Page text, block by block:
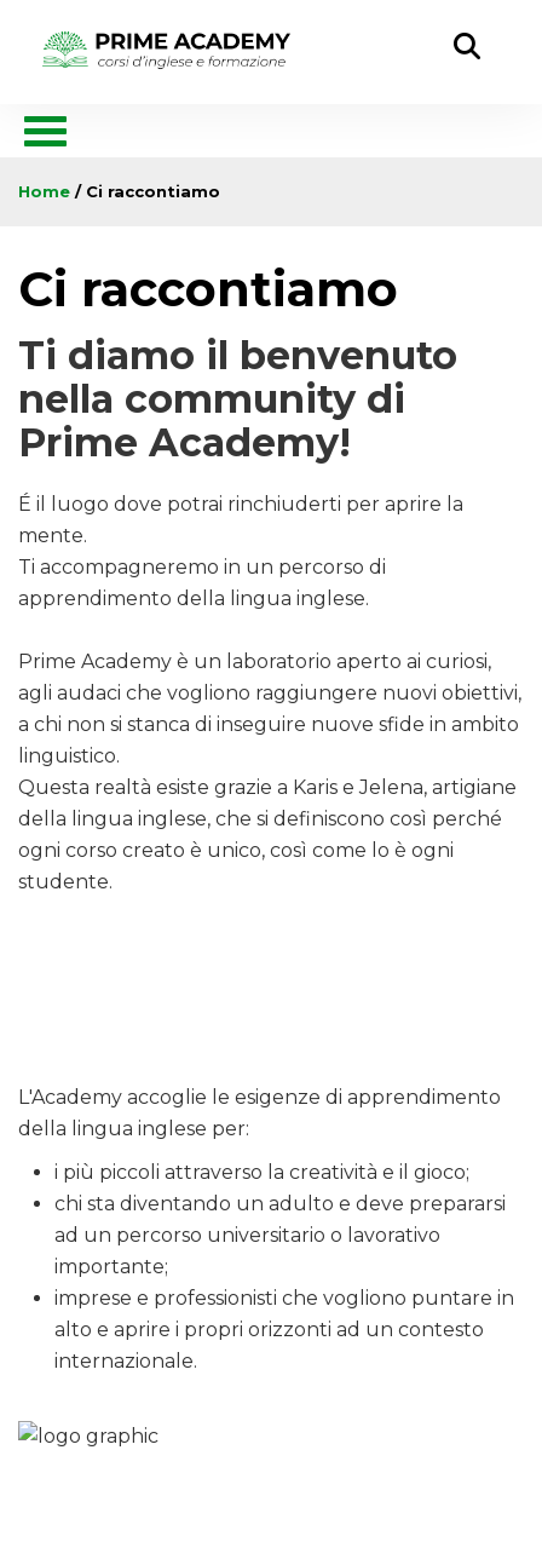
Home / Ci raccontiamo
Ci raccontiamo
Ti diamo il benvenuto
nella community di
Prime Academy!
É il luogo dove potrai rinchiuderti per aprire la
mente.
Ti accompagneremo in un percorso di
apprendimento della lingua inglese.
Prime Academy è un laboratorio aperto ai curiosi,
agli audaci che vogliono raggiungere nuovi obiettivi,
a chi non si stanca di inseguire nuove sfide in ambito
linguistico.
Questa realtà esiste grazie a Karis e Jelena, artigiane
della lingua inglese, che si definiscono così perché
ogni corso creato è unico, così come lo è ogni
studente.
L'Academy accoglie le esigenze di apprendimento
della lingua inglese per:
i più piccoli attraverso la creatività e il gioco;
chi sta diventando un adulto e deve prepararsi
ad un percorso universitario o lavorativo
importante;
imprese e professionisti che vogliono puntare in
alto e aprire i propri orizzonti ad un contesto
internazionale.